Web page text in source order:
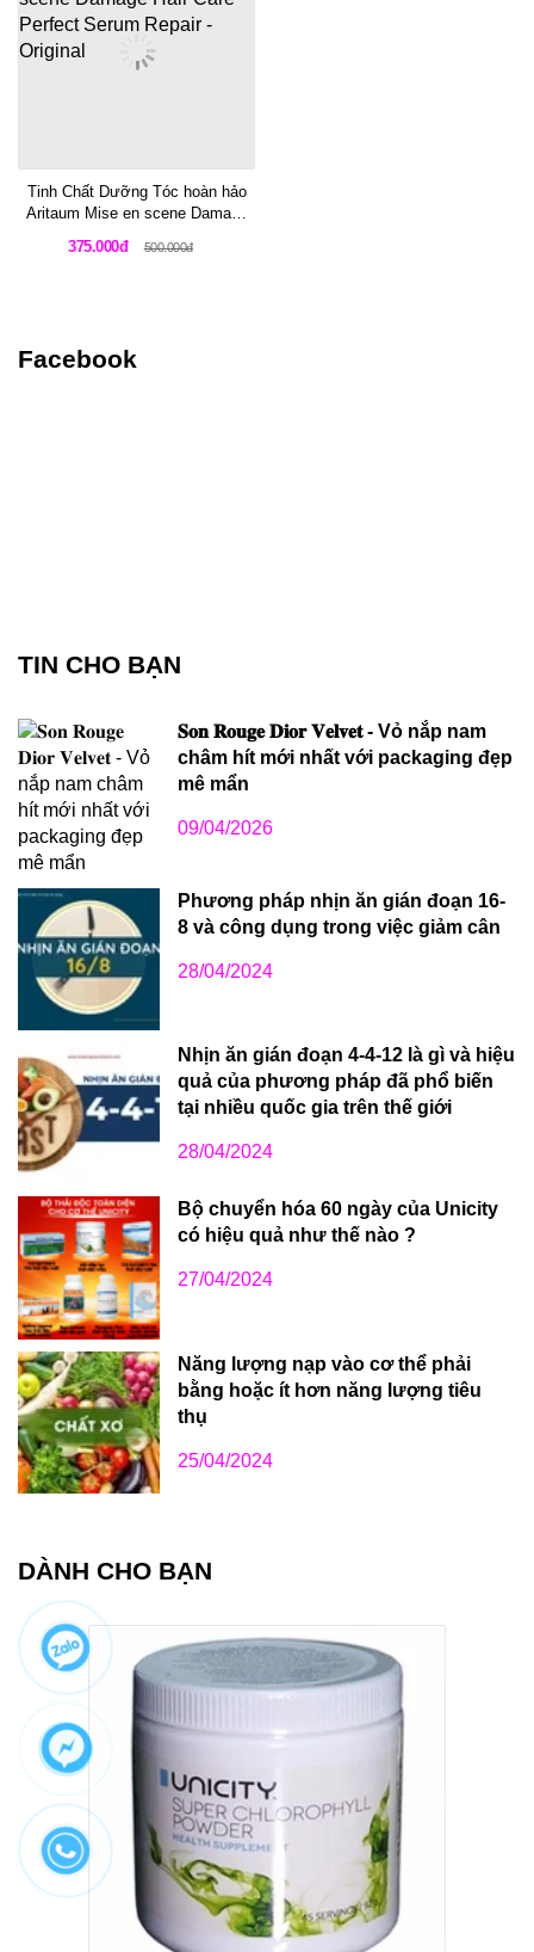
Tinh Chất Dưỡng Tóc hoàn hảo
Aritaum Mise en scene Damage
- Original
375.000đ 500.000đ
Facebook
TIN CHO BẠN
𝐒𝐨𝐧 𝐑𝐨𝐮𝐠𝐞 𝐃𝐢𝐨𝐫 𝐕𝐞𝐥𝐯𝐞𝐭 - Vỏ nắp nam
châm hít mới nhất với packaging đẹp
mê mẩn
09/04/2026
Phương pháp nhịn ăn gián đoạn 16-
8 và công dụng trong việc giảm cân
28/04/2024
Nhịn ăn gián đoạn 4-4-12 là gì và hiệu
quả của phương pháp đã phổ biến
tại nhiều quốc gia trên thế giới
28/04/2024
Bộ chuyển hóa 60 ngày của Unicity
có hiệu quả như thế nào ?
27/04/2024
Năng lượng nạp vào cơ thể phải
bằng hoặc ít hơn năng lượng tiêu
thụ
25/04/2024
DÀNH CHO BẠN